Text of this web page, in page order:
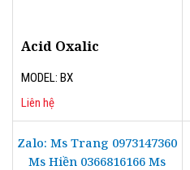
Acid Oxalic
MODEL: BX
Liên hệ
Zalo: Ms Trang 0973147360
Ms Hiền 0366816166 Ms